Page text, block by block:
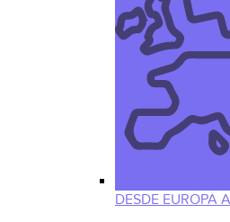
DESDE EUROPA